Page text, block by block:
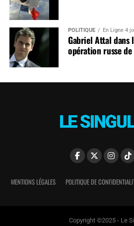
POLITIQUE En Ligne 4
Gabriel Attal dans
opération russe
MENTIONS LÉGALES POLITIQUE DE
Copyright ©2025 - Le